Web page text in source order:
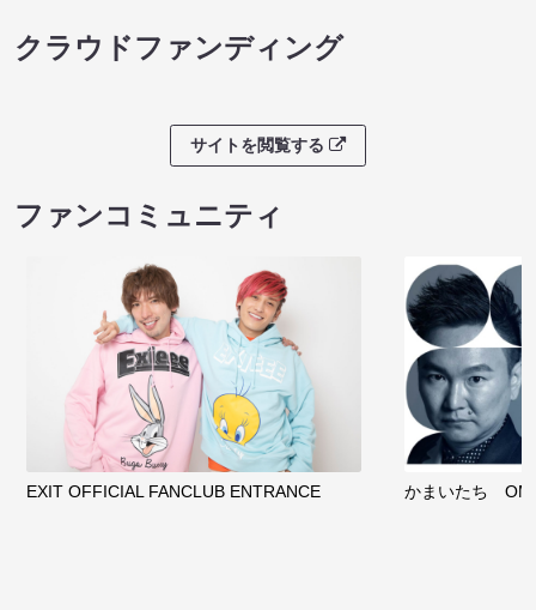
クラウドファンディング
サイトを閲覧する
ファンコミュニティ
EXIT OFFICIAL FANCLUB ENTRANCE かまいたち